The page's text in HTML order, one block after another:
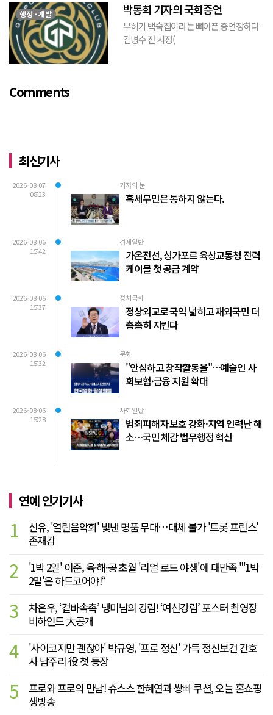
이 하...
행정 · 개발 박동희 기자의 국회증언
무허가 백숙집이라는 뼈아픈 증언장하다
김병수 전 시장(
Comments
최신기사
2026-08-07
08:23
기자의 눈
혹세무민은 통하지 않는다.
2026-08-06
15:42
경제일반
가온전선, 싱가포르 육상교통청 전력
케이블 첫 공급 계약
2026-08-06
15:37
정치국회
정상외교로 국익 넓히고 재외국민 더
촘촘히 지킨다
2026-08-06
15:32
문화
"안심하고 창작활동을"…예술인 사
회보험·금융 지원 확대
2026-08-06
15:28
사회일반
범죄피해자 보호 강화·지역 인력난 해
소…국민 체감 법무행정 혁신
연예 인기기사
1
신유, '열린음악회' 빛낸 명품 무대…대체 불가 '트롯 프린스'
존재감
2
'1박 2일' 이준, 육·해·공 초월 '리얼 로드 야생'에 대만족 "'1박
2일'은 하드코어야!“
3
차은우, ‘겉바속촉’ 냉미남의 강림! ‘여신강림’ 포스터 촬영장
비하인드 大공개
4
'사이코지만 괜찮아' 박규영, '프로 정신' 가득 정신보건 간호
사 남주리 役 첫 등장
5
프로와 프로의 만남! 슈스스 한혜연과 쌍빠 쿠션, 오늘 홈쇼핑
생방송